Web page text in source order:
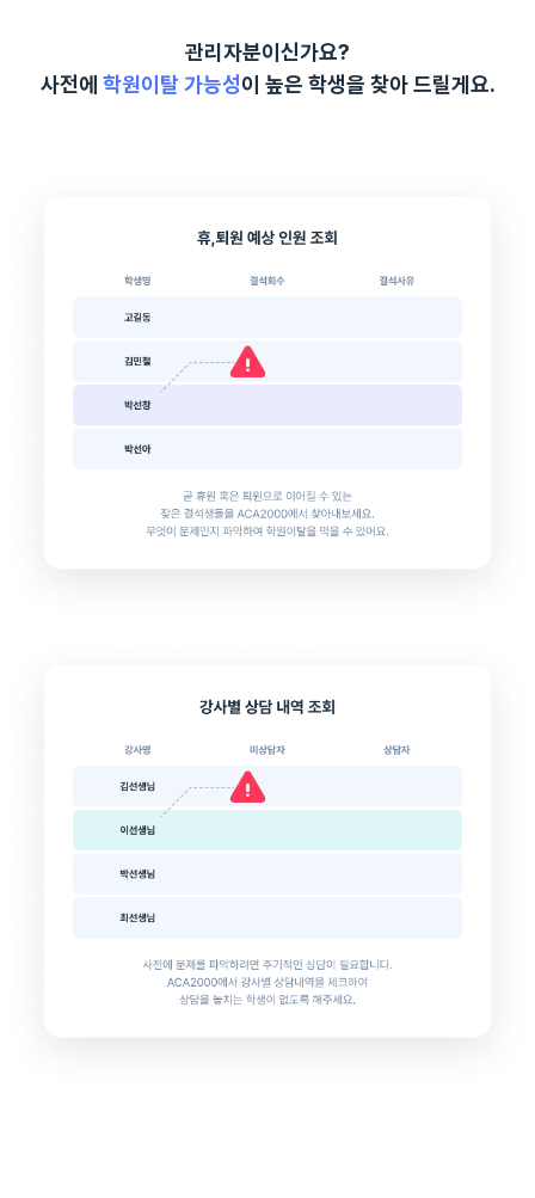
관리자분이신가요?
사전에 학원이탈 가능성이 높은 학생을 찾아 드릴게요.